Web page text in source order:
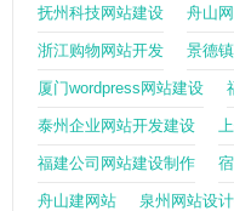
抚州科技网站建设 舟山
浙江购物网站开发 景德
厦门wordpress网站建设
泰州企业网站开发建设
福建公司网站建设制作
舟山建网站 泉州网站设计